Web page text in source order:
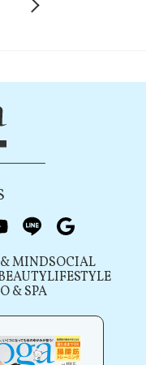
youtubeline
MINDSOCIAL
LIFESTYLE
& SPA